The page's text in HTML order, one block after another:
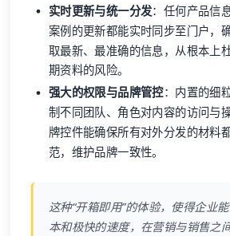
实时更新与统一分发：任何产品信
案例的更新都能实时同步至门户，
取最新、最准确的信息，从根本上
期资料的风险。
强大的权限与品牌管控：内置的细
制不同团队、角色对内容的访问与
牌控件能确保所有对外分发的材料
范，维护品牌一致性。
这种“开箱即用”的体验，使得企业
本和极快的速度，在营销与销售之